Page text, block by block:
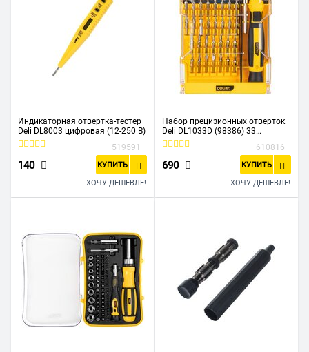
Индикаторная отвертка-тестер
Deli DL8003 цифровая (12-250 В)
519591
140 КУПИТЬ
ХОЧУ ДЕШЕВЛЕ!
Набор прецизионных отверток
Deli DL1033D (98386) 33
предмета
610816
690 КУПИТЬ
ХОЧУ ДЕШЕВЛЕ!